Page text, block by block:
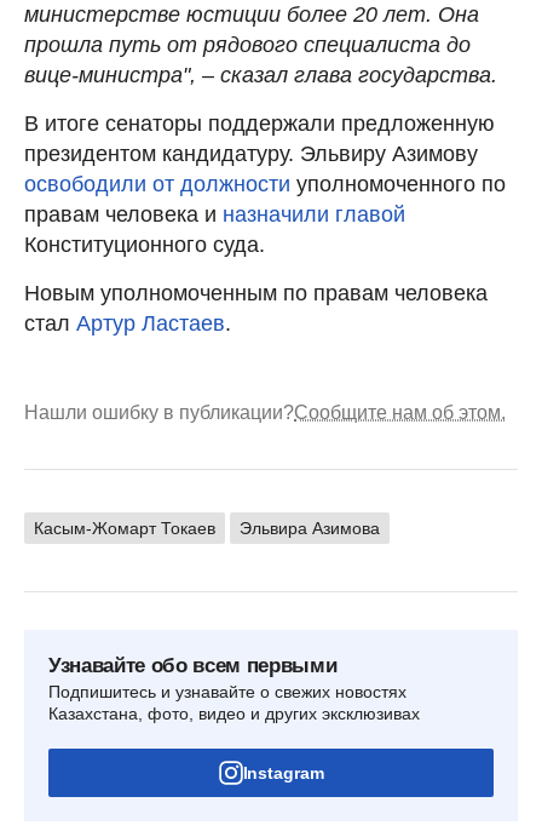
министерстве юстиции более 20 лет. Она
прошла путь от рядового специалиста до
вице-министра", – сказал глава государства.
В итоге сенаторы поддержали предложенную
президентом кандидатуру. Эльвиру Азимову
освободили от должности уполномоченного по
правам человека и назначили главой
Конституционного суда.
Новым уполномоченным по правам человека
стал Артур Ластаев.
Нашли ошибку в публикации?Сообщите нам об этом.
Касым-Жомарт Токаев Эльвира Азимова
Узнавайте обо всем первыми
Подпишитесь и узнавайте о свежих новостях
Казахстана, фото, видео и других эксклюзивах
Instagram